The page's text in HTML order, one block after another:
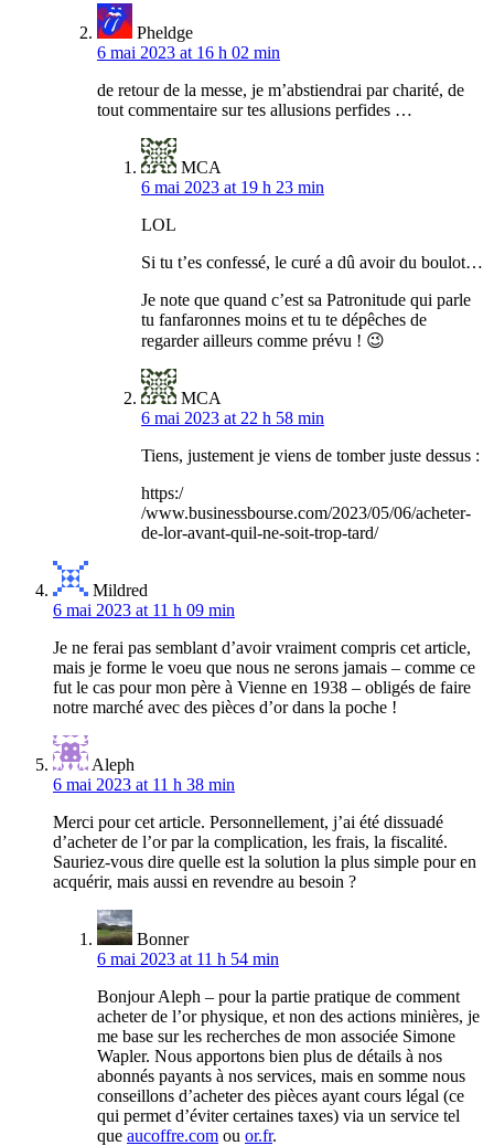
Pheldge
6 mai 2023 at 16 h 02 min
de retour de la messe, je m’abstiendrai par charité, de
tout commentaire sur tes allusions perfides …
MCA
6 mai 2023 at 19 h 23 min
LOL
Si tu t’es confessé, le curé a dû avoir du boulot…
Je note que quand c’est sa Patronitude qui parle
tu fanfaronnes moins et tu te dépêches de
regarder ailleurs comme prévu ! 😉
MCA
6 mai 2023 at 22 h 58 min
Tiens, justement je viens de tomber juste dessus :
https:/
/www.businessbourse.com/2023/05/06/acheter-
de-lor-avant-quil-ne-soit-trop-tard/
Mildred
6 mai 2023 at 11 h 09 min
Je ne ferai pas semblant d’avoir vraiment compris cet article,
mais je forme le voeu que nous ne serons jamais – comme ce
fut le cas pour mon père à Vienne en 1938 – obligés de faire
notre marché avec des pièces d’or dans la poche !
Aleph
6 mai 2023 at 11 h 38 min
Merci pour cet article. Personnellement, j’ai été dissuadé
d’acheter de l’or par la complication, les frais, la fiscalité.
Sauriez-vous dire quelle est la solution la plus simple pour en
acquérir, mais aussi en revendre au besoin ?
Bonner
6 mai 2023 at 11 h 54 min
Bonjour Aleph – pour la partie pratique de comment
acheter de l’or physique, et non des actions minières, je
me base sur les recherches de mon associée Simone
Wapler. Nous apportons bien plus de détails à nos
abonnés payants à nos services, mais en somme nous
conseillons d’acheter des pièces ayant cours légal (ce
qui permet d’éviter certaines taxes) via un service tel
que aucoffre.com ou or.fr.